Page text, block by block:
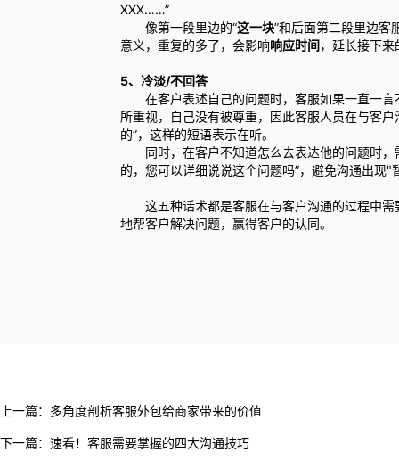
XXX……”
像第一段里边的“这一块”和后面第二段里边客
意义，重复的多了，会影响响应时间，延长接下
5、冷淡/不回答
在客户表述自己的问题时，客服如果一直一言
所重视，自己没有被尊重，因此客服人员在与客
的”，这样的短语表示在听。
同时，在客户不知道怎么去表达他的问题时，
的，您可以详细说说这个问题吗”，避免沟通出现"
这五种话术都是客服在与客户沟通的过程中需
地帮客户解决问题，赢得客户的认同。
上一篇： 多角度剖析客服外包给商家带来的价值
下一篇： 速看！客服需要掌握的四大沟通技巧